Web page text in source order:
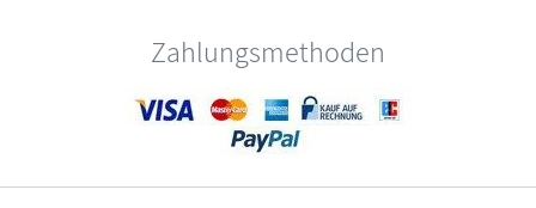
Zahlungsmethoden